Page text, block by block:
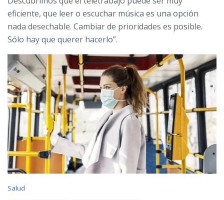
eficiente, que leer o escuchar música es una opción
nada desechable. Cambiar de prioridades es posible.
Sólo hay que querer hacerlo”.
C
Salud